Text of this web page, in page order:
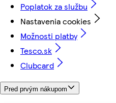
Poplatok za službu
Nastavenia cookies
Možnosti platby
Tesco.sk
Clubcard
Pred prvým nákupom